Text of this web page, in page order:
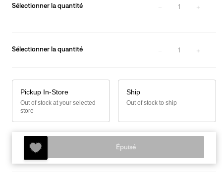
Sélectionner la quantité 1
Sélectionner la quantité 1
Pickup In-Store
Out of stock at your selected
store
Ship
Out of stock to ship
Épuisé